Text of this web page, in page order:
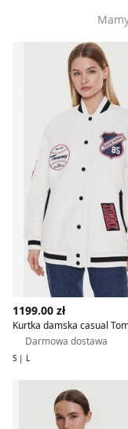
Kurtka damska
1199.00 zł
Darmowa dostawa
S | L
Kurtka damska na